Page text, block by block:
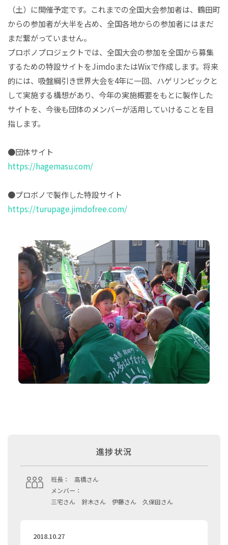
（土）に開催予定です。これまでの全国大会参加者は、鶴田町
からの参加者が大半を占め、全国各地からの参加者にはまだ
まだ繋がっていません。
プロボノプロジェクトでは、全国大会の参加を全国から募集
するための特設サイトをJimdoまたはWixで作成します。将来
的には、吸盤綱引き世界大会を4年に一回、ハゲリンピックと
して実施する構想があり、今年の実施概要をもとに製作した
サイトを、今後も団体のメンバーが活用していけることを目
指します。
●団体サイト
https://hagemasu.com/
●プロボノで製作した特設サイト
https://turupage.jimdofree.com/
進捗状況
班長：
高橋さん
メンバー：
三宅さん 鈴木さん 伊藤さん 久保田さん
2018.10.27